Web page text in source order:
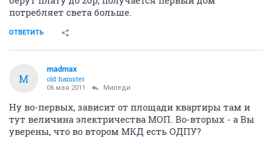
потребляет света больше.
ОТВЕТИТЬ
M
madmax
old hamster
06 мая 2011 Миледи
Ну во-первых, зависит от площади квартиры там и
тут величина электричества МОП. Во-вторых - а Вы
уверены, что во втором МКД есть ОДПУ?